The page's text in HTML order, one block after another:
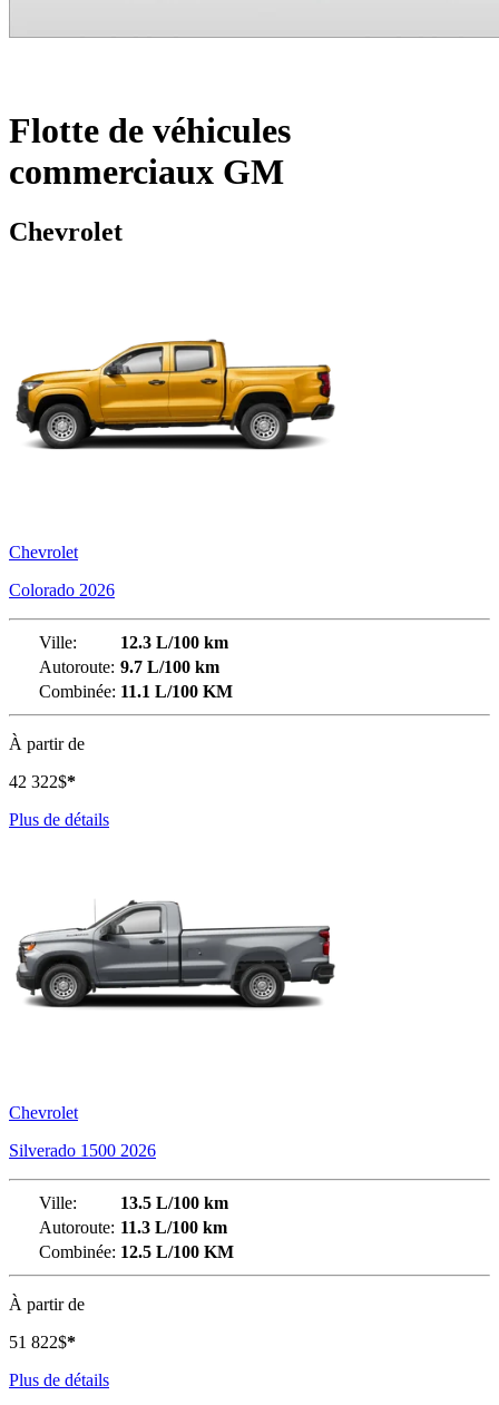
Flotte de véhicules
commerciaux GM
Chevrolet
Chevrolet
Colorado 2026
Ville:
12.3 L/100 km
Autoroute: 9.7 L/100 km
Combinée: 11.1 L/100 KM
À partir de
42 322$*
Plus de détails
Chevrolet
Silverado 1500 2026
Ville:
13.5 L/100 km
Autoroute: 11.3 L/100 km
Combinée: 12.5 L/100 KM
À partir de
51 822$*
Plus de détails